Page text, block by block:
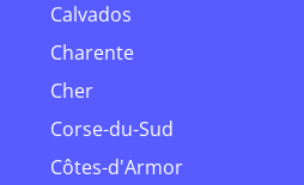
Calvados
Charente
Cher
Corse-du-Sud
Côtes-d'Armor